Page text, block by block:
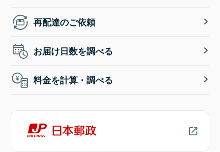
再配達のご依頼
お届け日数を調べる
料金を計算・調べる